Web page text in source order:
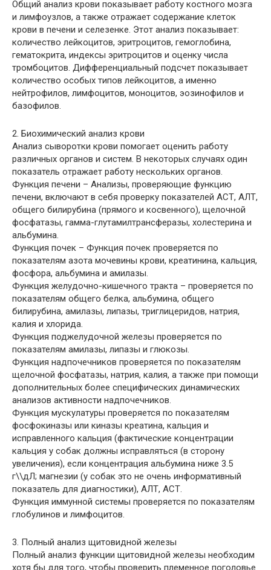
Общий анализ крови показывает работу костного мозга
и лимфоузлов, а также отражает содержание клеток
крови в печени и селезенке. Этот анализ показывает:
количество лейкоцитов, эритроцитов, гемоглобина,
гематокрита, индексы эритроцитов и оценку числа
тромбоцитов. Дифференциальный подсчет показывает
количество особых типов лейкоцитов, а именно
нейтрофилов, лимфоцитов, моноцитов, эозинофилов и
базофилов.
2. Биохимический анализ крови
Анализ сыворотки крови помогает оценить работу
различных органов и систем. В некоторых случаях один
показатель отражает работу нескольких органов.
Функция печени – Анализы, проверяющие функцию
печени, включают в себя проверку показателей АСТ, АЛТ,
общего билирубина (прямого и косвенного), щелочной
фосфатазы, гамма-глутамилтрансферазы, холестерина и
альбумина.
Функция почек – Функция почек проверяется по
показателям азота мочевины крови, креатинина, кальция,
фосфора, альбумина и амилазы.
Функция желудочно-кишечного тракта – проверяется по
показателям общего белка, альбумина, общего
билирубина, амилазы, липазы, триглицеридов, натрия,
калия и хлорида.
Функция поджелудочной железы проверяется по
показателям амилазы, липазы и глюкозы.
Функция надпочечников проверяется по показателям
щелочной фосфатазы, натрия, калия, а также при помощи
дополнительных более специфических динамических
анализов активности надпочечников.
Функция мускулатуры проверяется по показателям
фосфокиназы или киназы креатина, кальция и
исправленного кальция (фактические концентрации
кальция у собак должны исправляться (в сторону
увеличения), если концентрация альбумина ниже 3.5
г\\дЛ; магнезии (у собак это не очень информативный
показатель для диагностики), АЛТ, АСТ.
Функция иммунной системы проверяется по показателям
глобулинов и лимфоцитов.
3. Полный анализ щитовидной железы
Полный анализ функции щитовидной железы необходим
хотя бы для того, чтобы проверить племенное поголовье